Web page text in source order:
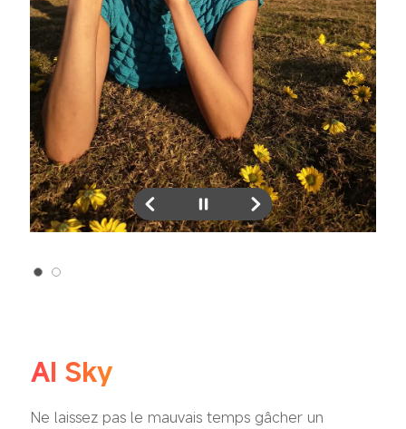
AI Sky
Ne laissez pas le mauvais temps gâcher un